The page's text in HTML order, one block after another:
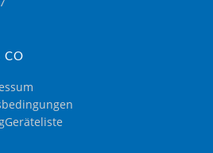
CO
Geräteliste